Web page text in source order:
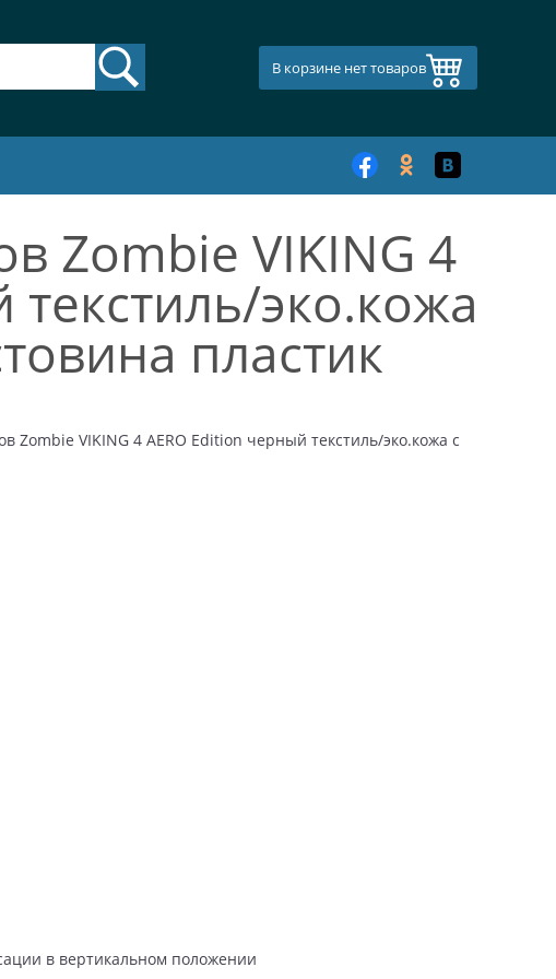
В корзине нет товаров
Zombie VIKING 4
эко.кожа
пластик
Zombie VIKING 4 AERO Edition черный текстиль/эко.кожа с
в вертикальном положении